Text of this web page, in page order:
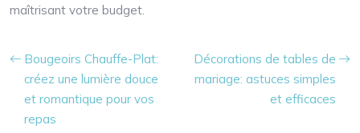
maîtrisant votre budget.
Bougeoirs Chauffe-Plat:
créez une lumière douce
et romantique pour vos
repas
Décorations de tables de
mariage: astuces simples
et efficaces